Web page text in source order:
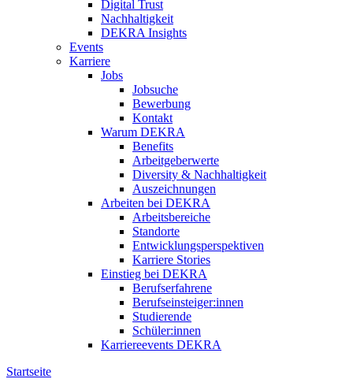
Digital Trust
Nachhaltigkeit
DEKRA Insights
Events
Karriere
Jobs
Jobsuche
Bewerbung
Kontakt
Warum DEKRA
Benefits
Arbeitgeberwerte
Diversity & Nachhaltigkeit
Auszeichnungen
Arbeiten bei DEKRA
Arbeitsbereiche
Standorte
Entwicklungsperspektiven
Karriere Stories
Einstieg bei DEKRA
Berufserfahrene
Berufseinsteiger:innen
Studierende
Schüler:innen
Karriereevents DEKRA
Startseite